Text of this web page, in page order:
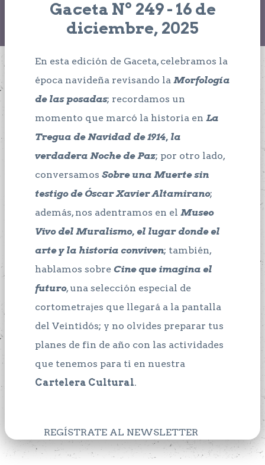
Gaceta Nº 249 - 16 de
diciembre, 2025
En esta edición de Gaceta, celebramos la
época navideña revisando la Morfología
de las posadas; recordamos un
momento que marcó la historia en La
Tregua de Navidad de 1914, la
verdadera Noche de Paz; por otro lado,
conversamos Sobre una Muerte sin
testigo de Óscar Xavier Altamirano;
además, nos adentramos en el Museo
Vivo del Muralismo, el lugar donde el
arte y la historia conviven; también,
hablamos sobre Cine que imagina el
futuro, una selección especial de
cortometrajes que llegará a la pantalla
del Veintidós; y no olvides preparar tus
planes de fin de año con las actividades
que tenemos para ti en nuestra
Cartelera Cultural.
REGÍSTRATE AL NEWSLETTER